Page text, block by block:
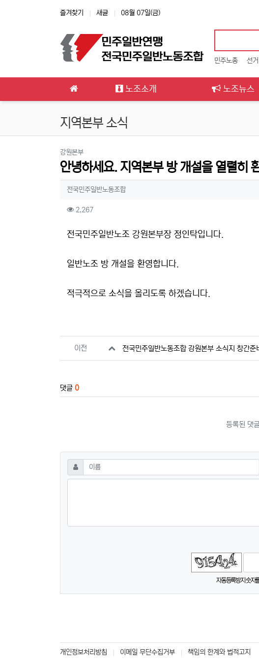
즐겨찾기 새글 08월 07일(금)
민주노총 선거
노조소개 노조뉴스
지역본부 소식
강원본부분류
안녕하세요. 지역본부 방 개설을 열렬히
작성자 정보
전국민주일반노동조합작성
컨텐츠 정보
2,267조회
본문
전국민주일반노조 강원본부장 정인탁입니다.
일반노조 방 개설을 환영합니다.
적극적으로 소식을 올리도록 하겠습니다.
관련자료
이전 전국민주일반노동조합 강원본부 소식지 창간준
댓글 0
등록된 댓
댓글쓰기
이름 필수
자동등록방지 숫자
개인정보처리방침 이메일 무단수집거부 책임의 한계와 법적고지